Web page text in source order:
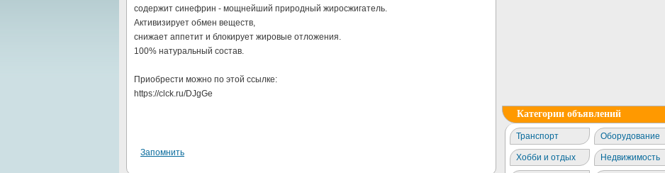
содержит синефрин - мощнейший природный жиросжигатель.
Активизирует обмен веществ,
снижает аппетит и блокирует жировые отложения.
100% натуральный состав.
Приобрести можно по этой ссылке:
https://clck.ru/DJgGe
Запомнить
Категории объявлений
Транспорт Оборудование
Хобби и отдых Недвижимость